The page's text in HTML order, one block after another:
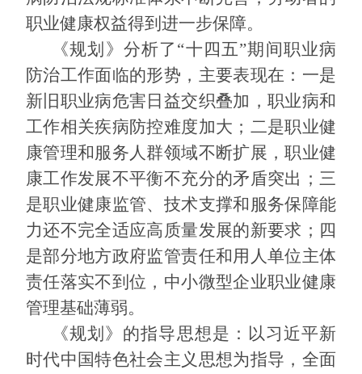
职业健康权益得到进一步保障。
《规划》分析了“十四五”期间职业病
防治工作面临的形势，主要表现在：一是
新旧职业病危害日益交织叠加，职业病和
工作相关疾病防控难度加大；二是职业健
康管理和服务人群领域不断扩展，职业健
康工作发展不平衡不充分的矛盾突出；三
是职业健康监管、技术支撑和服务保障能
力还不完全适应高质量发展的新要求；四
是部分地方政府监管责任和用人单位主体
责任落实不到位，中小微型企业职业健康
管理基础薄弱。
《规划》的指导思想是：以习近平新
时代中国特色社会主义思想为指导，全面